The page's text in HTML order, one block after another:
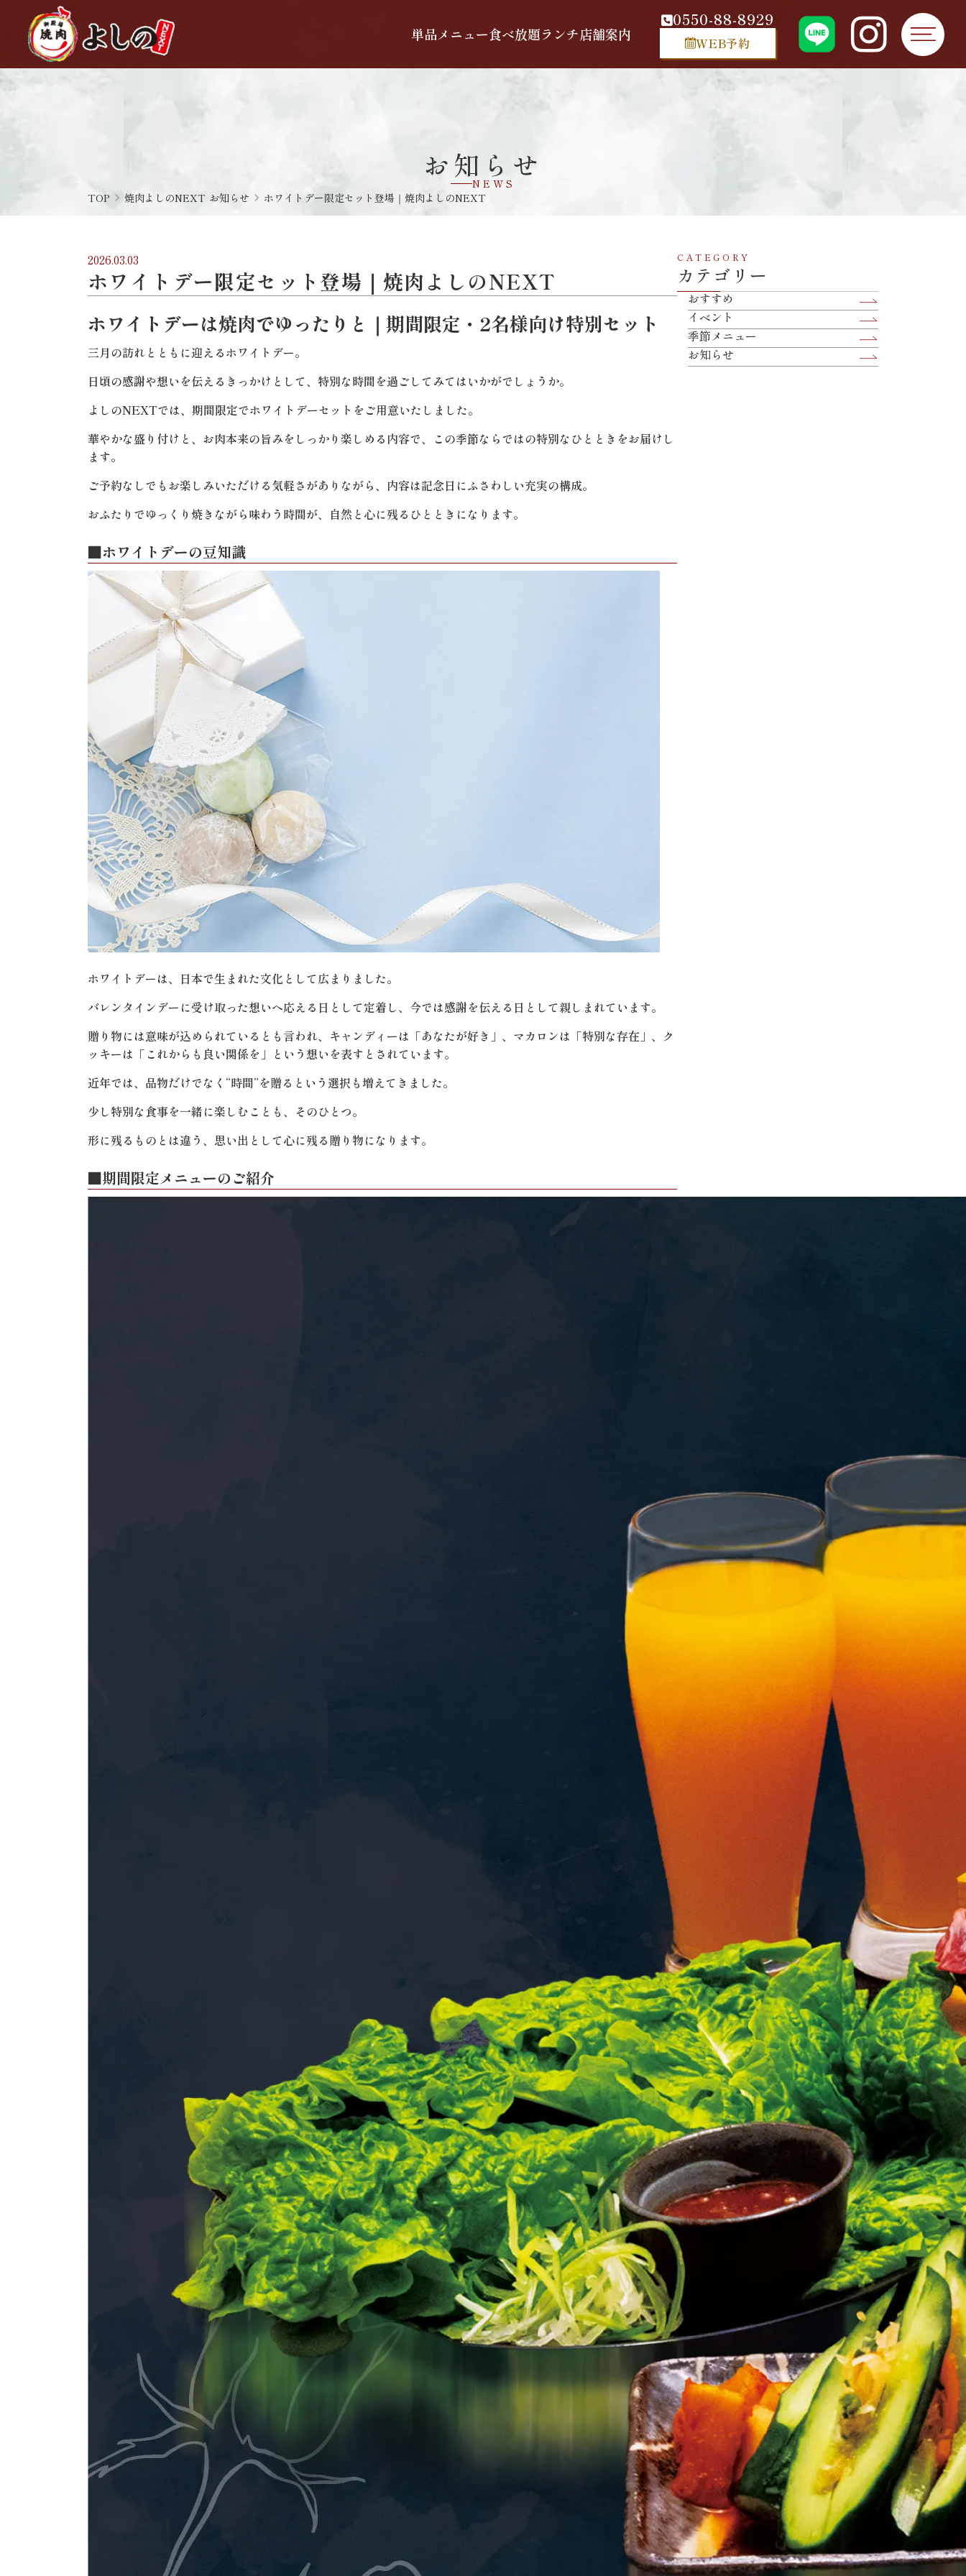
単品メニュー食べ放題ランチ店舗案内
0550-88-8929
WEB予約
お知らせ
NEWS
TOP navigate_next 焼肉よしのNEXT お知らせ navigate_next ホワイトデー限定セット登場｜焼肉よしのNEXT
2026.03.03
ホワイトデー限定セット登場｜焼肉よしのNEXT
ホワイトデーは焼肉でゆったりと｜期間限定・2名様向け特別セット
三月の訪れとともに迎えるホワイトデー。
日頃の感謝や想いを伝えるきっかけとして、特別な時間を過ごしてみてはいかがでしょうか。
よしのNEXTでは、期間限定でホワイトデーセットをご用意いたしました。
華やかな盛り付けと、お肉本来の旨みをしっかり楽しめる内容で、この季節ならではの特別なひとときをお届けし
ます。
ご予約なしでもお楽しみいただける気軽さがありながら、内容は記念日にふさわしい充実の構成。
おふたりでゆっくり焼きながら味わう時間が、自然と心に残るひとときになります。
■ホワイトデーの豆知識
ホワイトデーは、日本で生まれた文化として広まりました。
バレンタインデーに受け取った想いへ応える日として定着し、今では感謝を伝える日として親しまれています。
贈り物には意味が込められているとも言われ、キャンディーは「あなたが好き」、マカロンは「特別な存在」、ク
ッキーは「これからも良い関係を」という想いを表すとされています。
近年では、品物だけでなく“時間”を贈るという選択も増えてきました。
少し特別な食事を一緒に楽しむことも、そのひとつ。
形に残るものとは違う、思い出として心に残る贈り物になります。
■期間限定メニューのご紹介
CATEGORY
カテゴリー
おすすめ
イベント
季節メニュー
お知らせ